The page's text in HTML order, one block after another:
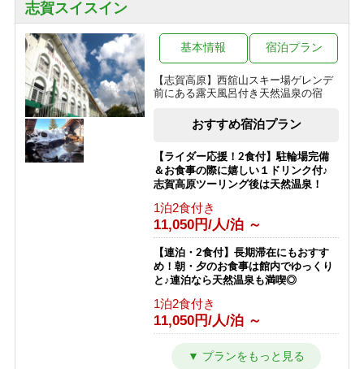
【南館】【夕朝食付】バリューレート/
焼額山スキー場が目の前！小学生まで
リフト券無料♪
1泊2食付き
17,763円/人/泊 ～
【南館】【室料】連泊プラン / 焼額山
券無料♪
素泊まり
【南館】【朝食付】連泊プラン / 焼額
山スキー場が目の前！小学生までリフ
ト券無料♪
朝食のみ
【南館】【夕朝食付】連泊プラン / 焼
額山スキー場が目の前！小学生までリ
フト券無料♪
由気ままプラン
夕食のみ
10,500円/人/泊 ～
（夏）【素泊まり】星空の下でリフレ
ッシュ！青葉が美しい高原で過ごす気
ままな休日
素泊まり
9,000円/人/泊 ～
イル参加者限定プラン！お食事はオプ
ションで選択可能！
素泊まり
8,500円/人/泊 ～
志賀スイスイン
【志賀高原】西舘山スキー場ゲレンデ
前にある露天風呂付き天然温泉の宿
基本情報 宿泊プラン
おすすめ宿泊プラン
【ライダー応援！2食付】駐輪場完備
＆お食事の際に嬉しい１ドリンク付♪
志賀高原ツーリング後は天然温泉！
1泊2食付き
11,050円/人/泊 ～
【連泊・2食付】長期滞在にもおすす
め！朝・夕のお食事は館内でゆっくり
と♪連泊なら天然温泉も満喫◎
1泊2食付き
11,050円/人/泊 ～
【2食付】お食事はゆっくり館内でお
楽しみ頂けるスタンダード2食！北ア